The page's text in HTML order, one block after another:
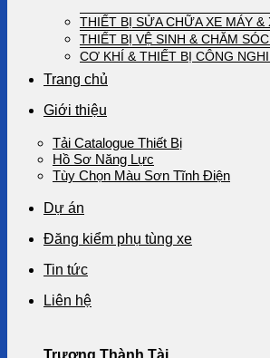
THIẾT BỊ SỬA CHỮA XE MÁY &
THIẾT BỊ VỆ SINH & CHĂM
CƠ KHÍ & THIẾT BỊ CÔNG
Trang chủ
Giới thiệu
Tải Catalogue Thiết Bị
Hồ Sơ Năng Lực
Tùy Chọn Màu Sơn Tĩnh Điện
Dự án
Đăng kiểm phụ tùng xe
Tin tức
Liên hệ
Trương Thành Tài